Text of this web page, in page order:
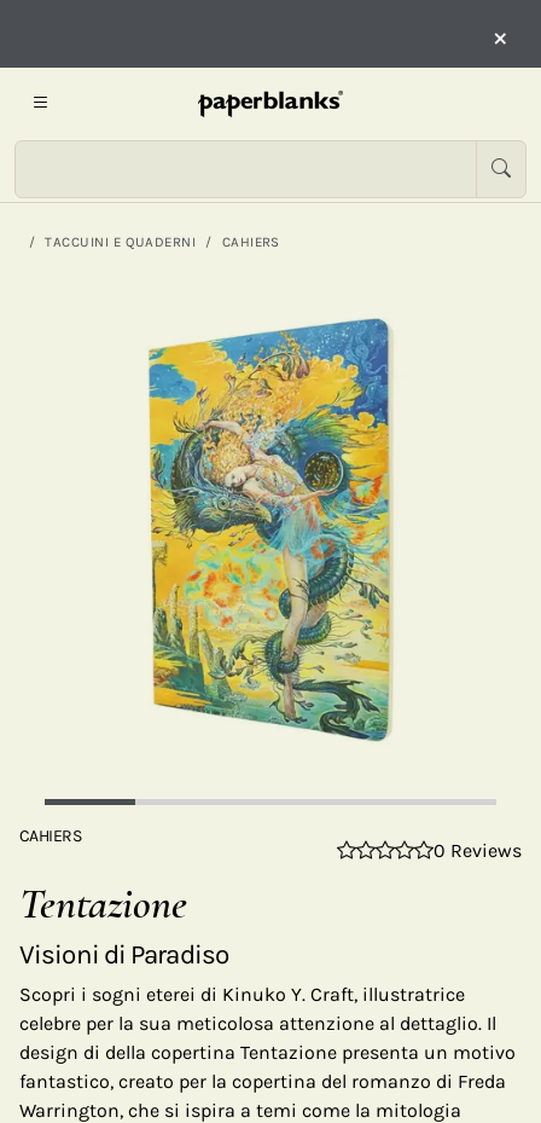
×
TACCUINI E QUADERNI CAHIERS
CAHIERS
0 Reviews
Tentazione
Visioni di Paradiso
Scopri i sogni eterei di Kinuko Y. Craft, illustratrice
celebre per la sua meticolosa attenzione al dettaglio. Il
design di della copertina Tentazione presenta un motivo
fantastico, creato per la copertina del romanzo di Freda
Warrington, che si ispira a temi come la mitologia